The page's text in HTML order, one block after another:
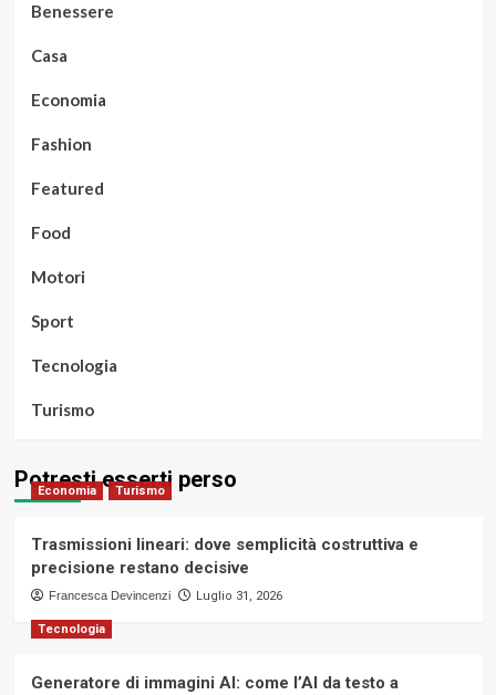
Benessere
Casa
Economia
Fashion
Featured
Food
Motori
Sport
Tecnologia
Turismo
Potresti esserti perso
Economia Turismo
Trasmissioni lineari: dove semplicità costruttiva e
precisione restano decisive
Francesca Devincenzi Luglio 31, 2026
Tecnologia
Generatore di immagini AI: come l’AI da testo a